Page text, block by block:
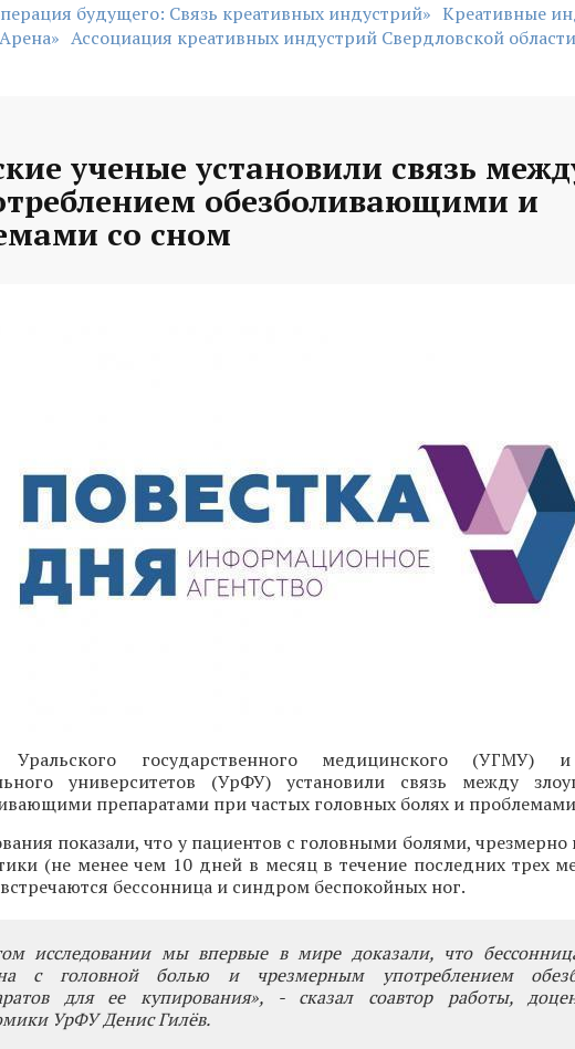
будущего: Связь креативных индустрий» Креативные
Ассоциация креативных индустрий Свердловской области
ученые установили связь
обезболивающими и
со сном
Уральского государственного медицинского (УГМУ) и
университетов (УрФУ) установили связь между
препаратами при частых головных болях и
показали, что у пациентов с головными болями,
(не менее чем 10 дней в месяц в течение последних трех
встречаются бессонница и синдром беспокойных ног.
исследовании мы впервые в мире доказали, что
с головной болью и чрезмерным употреблением
для ее купирования», - сказал соавтор работы,
УрФУ Денис Гилёв.